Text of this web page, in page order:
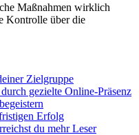
Maßnahmen wirklich
Kontrolle über die
Zielgruppe
gezielte Online-Präsenz
Erfolg
du mehr Leser